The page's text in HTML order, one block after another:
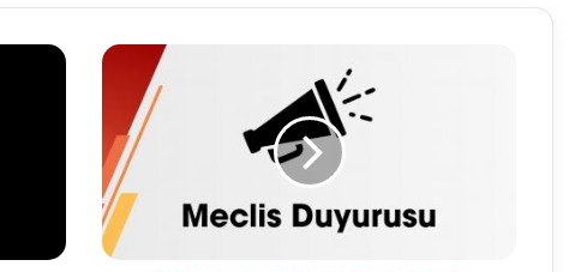
2024
Ayı
Meclis
Toplantı
Duyurusu